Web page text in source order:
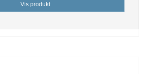
Vis produkt